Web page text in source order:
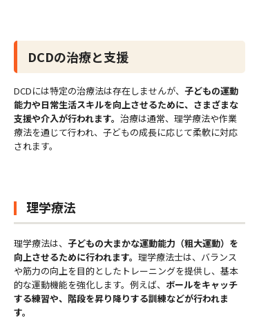
DCDの治療と支援
DCDには特定の治療法は存在しませんが、 子どもの運動
能力や日常生活スキルを向上させるために、さまざまな
支援や介入が行われます。 治療は通常、理学療法や作業
療法を通じて行われ、子どもの成長に応じて柔軟に対応
されます。
理学療法
理学療法は、 子どもの大まかな運動能力（粗大運動）を
向上させるために行われます。 理学療法士は、バランス
や筋力の向上を目的としたトレーニングを提供し、基本
的な運動機能を強化します。例えば、 ボールをキャッチ
する練習や、階段を昇り降りする訓練などが行われま
す。